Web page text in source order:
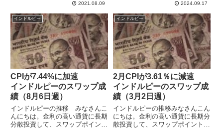
して今度は下値支持線に達してい
ます。週末クローズは87.19で、
ちょっとだけ支持線を割ったよう
にも見えるので、前回3月...
2021.08.09
す。自身の記録としてブログで毎
週運用の報告をしています。イン
ドルピーはドルに緩くペッグして
いて、両通貨はとても似た動き
を...
2024.09.17
インドルピー
CPIが7.44%に加速
インドルピーのスワップ成
績（8月6日週）
インドルピーの推移 みなさんこ
んにちは。金利の高い通貨に長期
分散投資して、スワップポイント
インドルピー
2月CPIが3.61％に減速
インドルピーのスワップ成
績（3月2日週）
インドルピーの推移みなさんこん
にちは。金利の高い通貨に長期分
散投資して、スワップポイントに